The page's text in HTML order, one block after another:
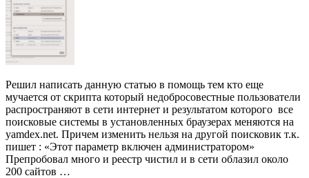
Решил написать данную статью в помощь тем кто еще
мучается от скрипта который недобросовестные пользователи
распространяют в сети интернет и результатом которого все
поисковые системы в установленных браузерах меняются на
yamdex.net. Причем изменить нельзя на другой поисковик т.к.
пишет : «Этот параметр включен администратором»
Препробовал много и реестр чистил и в сети облазил около
200 сайтов …